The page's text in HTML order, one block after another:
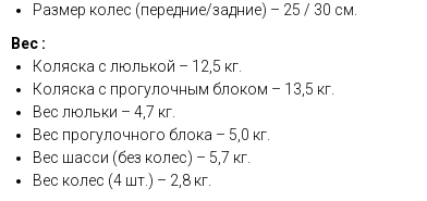
Размер колес (передние/задние) – 25 / 30 см.
Вес :
Коляска с люлькой – 12,5 кг.
Коляска с прогулочным блоком – 13,5 кг.
Вес люльки – 4,7 кг.
Вес прогулочного блока – 5,0 кг.
Вес шасси (без колес) – 5,7 кг.
Вес колес (4 шт.) – 2,8 кг.